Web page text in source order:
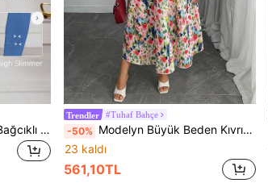
Modelyn Kadın Harf Logo Bağcıklı Sıkı Esnek Tayt
Trendler #Tuhaf Bahçe
-50% Modelyn Büyük Beden Kıvrımlı Etek Baskılı Kare Yaka Puf Kollu A Kesim Elbise
23 kaldı
561,10TL